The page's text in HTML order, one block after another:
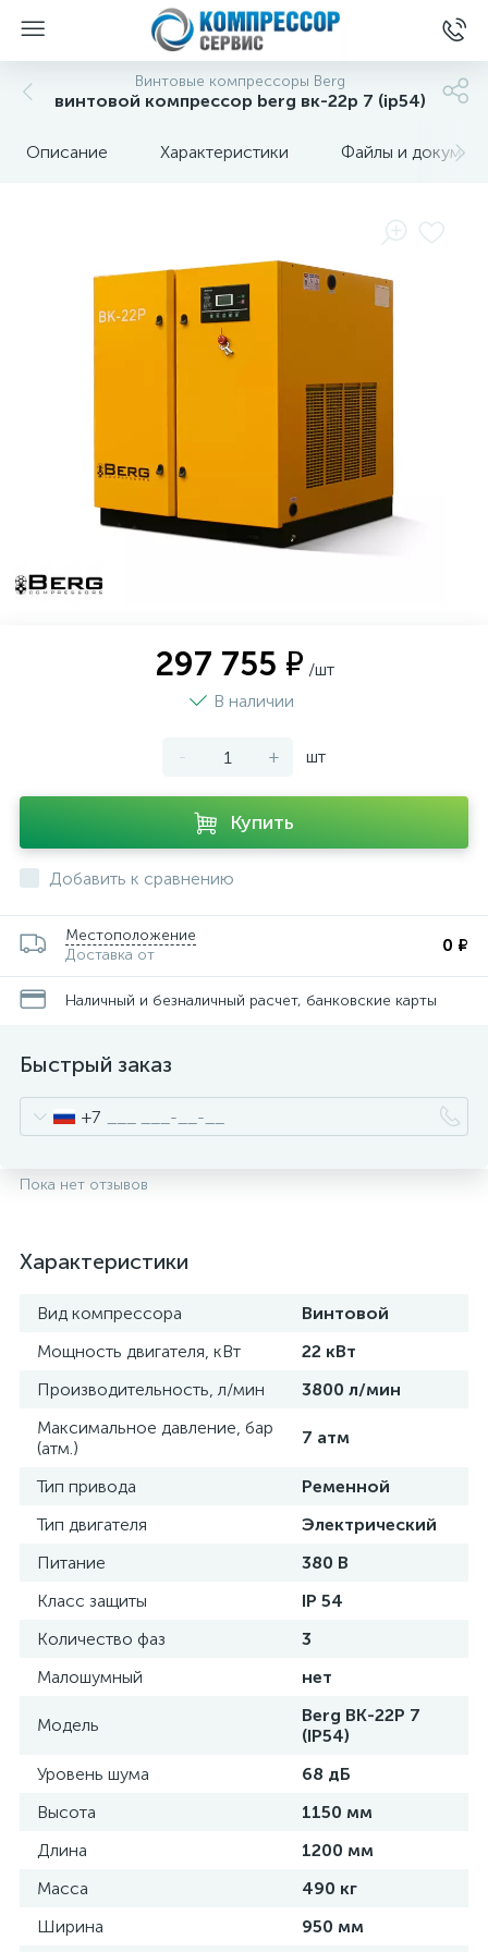
Винтовые компрессоры Berg
винтовой компрессор berg вк-22р 7 (ip54)
Описание Характеристики Файлы и
297 755 ₽ /шт
В наличии
- + шт
Купить
Добавить к сравнению
Местоположение
Доставка от
0 ₽
Наличный и безналичный расчет, банковские карты
Быстрый заказ
+7
Пока нет отзывов
Характеристики
Вид компрессора
Винтовой
Мощность двигателя, кВт
22 кВт
Производительность, л/мин
3800 л/мин
Максимальное давление, бар
(атм.)
7 атм
Тип привода
Ременной
Тип двигателя
Электрический
Питание
380 В
Класс защиты
IP 54
Количество фаз
3
Малошумный
нет
Модель
Berg ВК-22Р 7
(IP54)
Уровень шума
68 дБ
Высота
1150 мм
Длина
1200 мм
Масса
490 кг
Ширина
950 мм